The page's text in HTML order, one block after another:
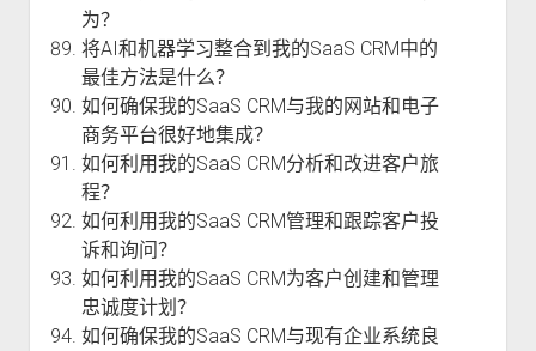
为？
将AI和机器学习整合到我的SaaS CRM中的
最佳方法是什么？
如何确保我的SaaS CRM与我的网站和电子
商务平台很好地集成？
如何利用我的SaaS CRM分析和改进客户旅
程？
如何利用我的SaaS CRM管理和跟踪客户投
诉和询问？
如何利用我的SaaS CRM为客户创建和管理
忠诚度计划？
如何确保我的SaaS CRM与现有企业系统良